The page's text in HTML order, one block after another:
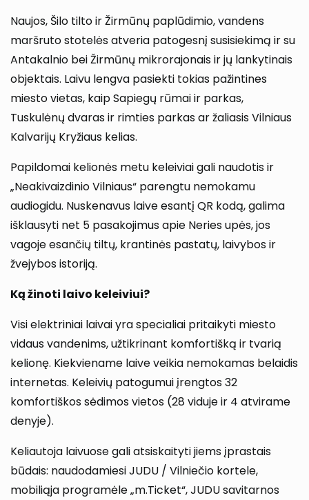
Naujos, Šilo tilto ir Žirmūnų paplūdimio, vandens
maršruto stotelės atveria patogesnį susisiekimą ir su
Antakalnio bei Žirmūnų mikrorajonais ir jų lankytinais
objektais. Laivu lengva pasiekti tokias pažintines
miesto vietas, kaip Sapiegų rūmai ir parkas,
Tuskulėnų dvaras ir rimties parkas ar žaliasis Vilniaus
Kalvarijų Kryžiaus kelias.
Papildomai kelionės metu keleiviai gali naudotis ir
„Neakivaizdinio Vilniaus“ parengtu nemokamu
audiogidu. Nuskenavus laive esantį QR kodą, galima
išklausyti net 5 pasakojimus apie Neries upės, jos
vagoje esančių tiltų, krantinės pastatų, laivybos ir
žvejybos istoriją.
Ką žinoti laivo keleiviui?
Visi elektriniai laivai yra specialiai pritaikyti miesto
vidaus vandenims, užtikrinant komfortišką ir tvarią
kelionę. Kiekviename laive veikia nemokamas belaidis
internetas. Keleivių patogumui įrengtos 32
komfortiškos sėdimos vietos (28 viduje ir 4 atvirame
denyje).
Keliautoja laivuose gali atsiskaityti jiems įprastais
būdais: naudodamiesi JUDU / Vilniečio kortele,
mobiliąja programėle „m.Ticket“, JUDU savitarnos